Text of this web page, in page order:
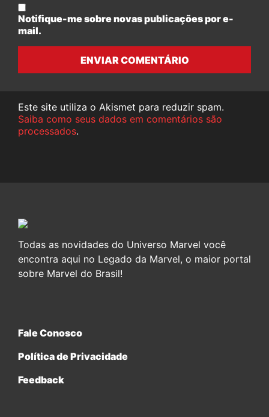
Notifique-me sobre novas publicações por e-
mail.
ENVIAR COMENTÁRIO
Este site utiliza o Akismet para reduzir spam.
Saiba como seus dados em comentários são
processados.
Todas as novidades do Universo Marvel você
encontra aqui no Legado da Marvel, o maior portal
sobre Marvel do Brasil!
Fale Conosco
Política de Privacidade
Feedback